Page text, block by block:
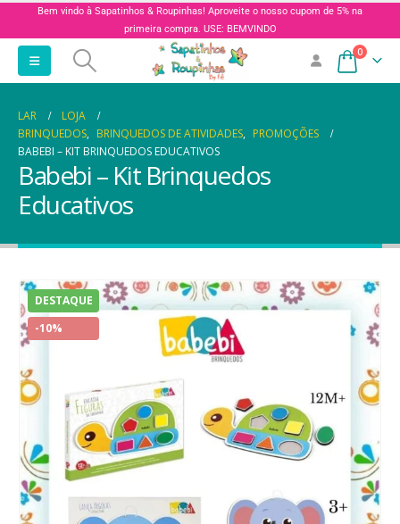
Bem vindo à Sapatinhos & Roupinhas! Aproveite o nosso cupom de 5% na
primeira compra. USE: BEMVINDO
0
LAR
LOJA
BRINQUEDOS, BRINQUEDOS DE ATIVIDADES, PROMOÇÕES
BABEBI – KIT BRINQUEDOS EDUCATIVOS
Babebi – Kit Brinquedos
Educativos
DESTAQUE
-10%